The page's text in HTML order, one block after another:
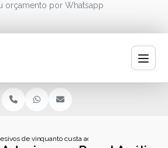
orçamento por Whatsapp
de vinilquanto custa adesivo em papel analia